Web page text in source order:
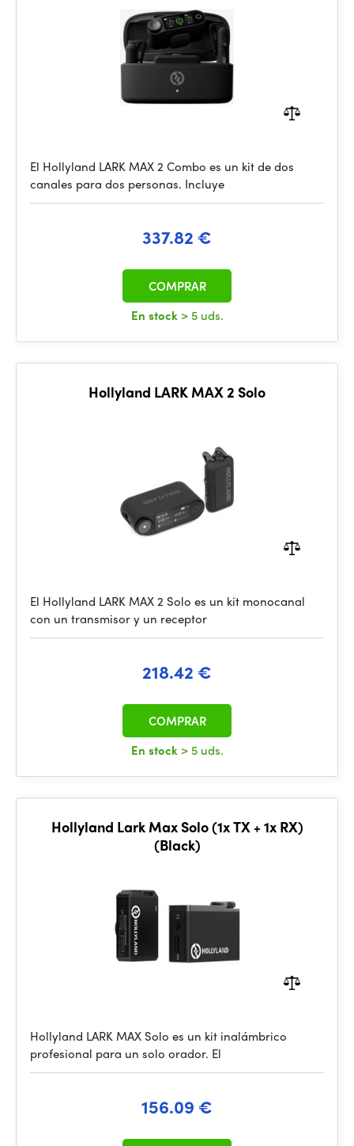
El Hollyland LARK MAX 2 Combo es un kit de dos
canales para dos personas. Incluye
337.82 €
En stock > 5 uds.
COMPRAR
Hollyland LARK MAX 2 Solo
El Hollyland LARK MAX 2 Solo es un kit monocanal
con un transmisor y un receptor
218.42 €
En stock > 5 uds.
COMPRAR
Hollyland Lark Max Solo (1x TX + 1x RX)
(Black)
Hollyland LARK MAX Solo es un kit inalámbrico
profesional para un solo orador. El
156.09 €